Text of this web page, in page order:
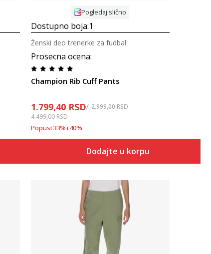
Pogledaj slično
Dostupno boja:1
Prosecna ocena:
Champion Rib Cuff Pants
Ženski deo trenerke za fudbal
1.799,40 RSD 2.999,00RSD
4.499,00RSD
Popust33%+40%
Dodajte u korpu
Uporedi